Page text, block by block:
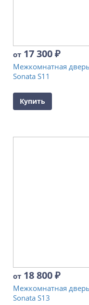
от 17 300₽
Межкомнатная дверь
Sonata S11
Купить
от 18 800₽
Межкомнатная дверь
Sonata S13